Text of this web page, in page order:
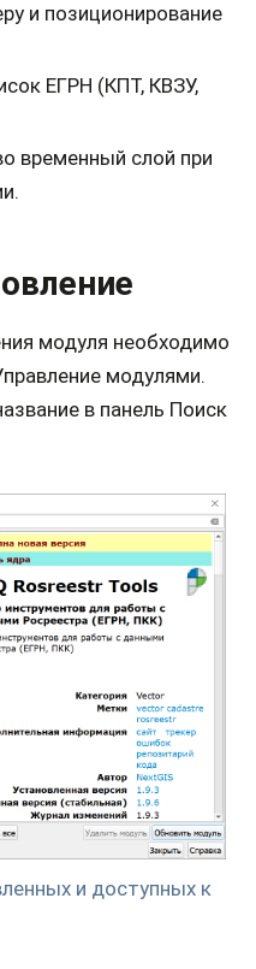
и позиционирование
ЕГРН (КПТ, КВЗУ,
временный слой при
модуля необходимо
модулями.
в панель Поиск
и доступных к